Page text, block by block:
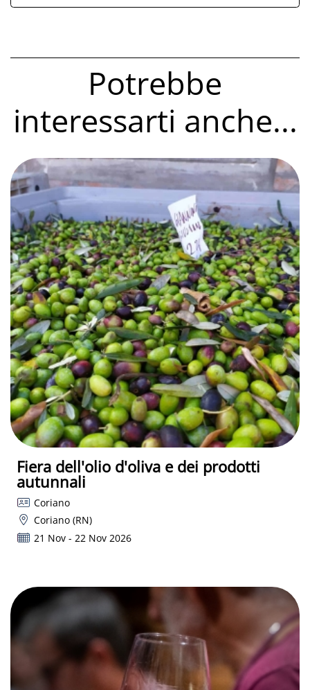
Potrebbe
interessarti anche...
Fiera dell'olio d'oliva e dei prodotti
autunnali
Coriano
Coriano (RN)
21 Nov - 22 Nov 2026